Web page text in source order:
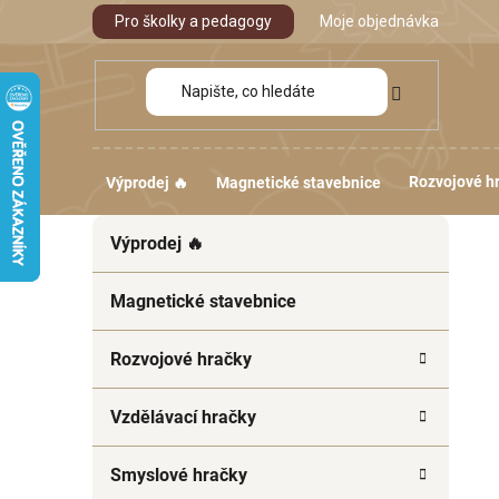
Pro školky a pedagogy Moje objednávka
Výprodej 🔥 Magnetické stavebnice Rozvojové
kategorie
t
g
i
Výprodej 🔥
Magnetické stavebnice
Rozvojové hračky
Vzdělávací hračky
Smyslové hračky